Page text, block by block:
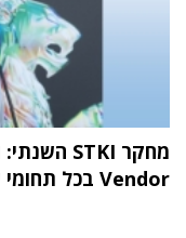
Vendor בכל תחומי שוק ה-IT